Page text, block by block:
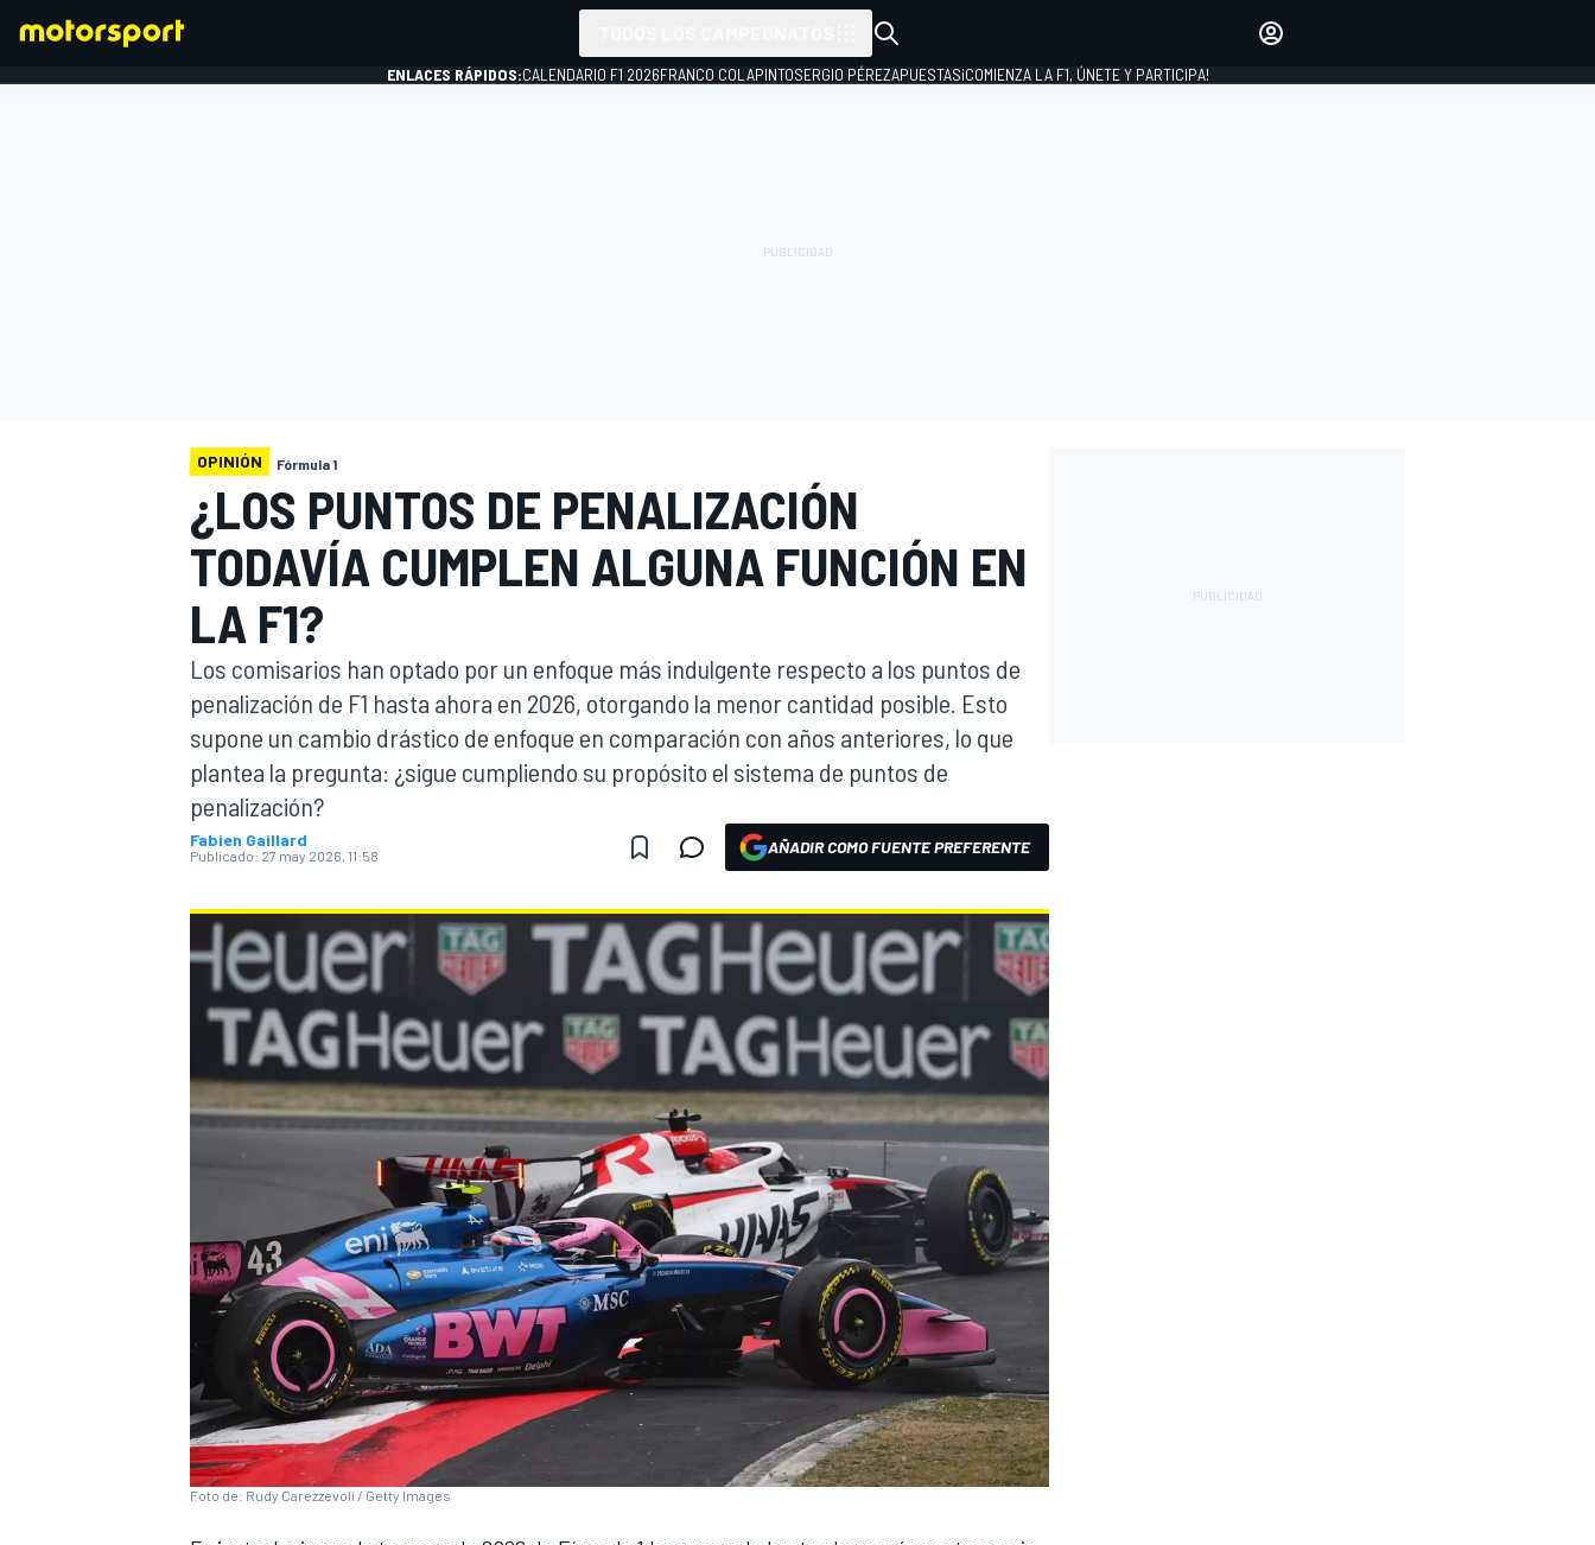
INDYCAR
MOTOGP
NASCAR CUP
INICIAR SESIÓN
ENLACES RÁPIDOS:CALENDARIO F1 2026FRANCO COLAPINTOSERGIO PÉREZAPUESTAS¡COMIENZA LA F1, ÚNETE Y PARTICIPA!
OPINIÓN Fórmula 1
¿LOS PUNTOS DE PENALIZACIÓN
TODAVÍA CUMPLEN ALGUNA FUNCIÓN EN
LA F1?
Los comisarios han optado por un enfoque más indulgente respecto a los puntos de
penalización de F1 hasta ahora en 2026, otorgando la menor cantidad posible. Esto
supone un cambio drástico de enfoque en comparación con años anteriores, lo que
plantea la pregunta: ¿sigue cumpliendo su propósito el sistema de puntos de
penalización?
Fabien Gaillard
Publicado: 27 may 2026, 11:58 AÑADIR COMO FUENTE PREFERENTE
Foto de: Rudy Carezzevoli / Getty Images